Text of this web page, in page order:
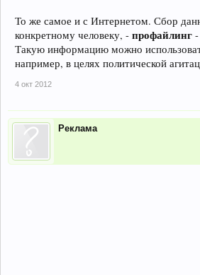
То же самое и с Интернетом. Сбор
конкретному человеку, - профайлинг
Такую информацию можно
например, в целях политической
4 окт 2012
Реклама